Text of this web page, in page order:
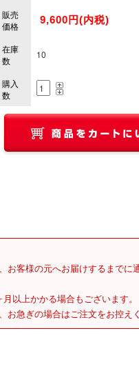
販売
価格
9,600円(内税)
在庫
数
10
購入
数
お客様の元へお届けするまでに
以上かかる場合もございます。
急ぎの場合はご注文をお控えく